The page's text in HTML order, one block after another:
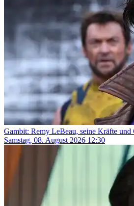
Gambit: Remy LeBeau, seine Kräfte
Samstag, 08. August 2026 12:30